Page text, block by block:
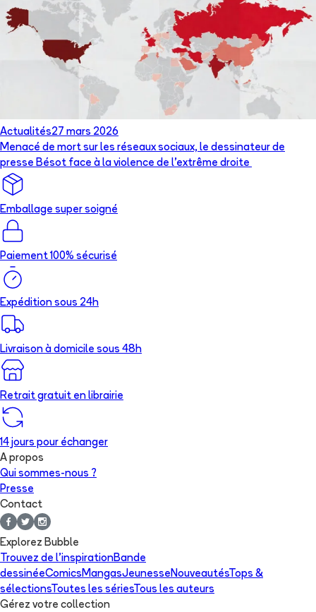
Actualités27 mars 2026
Menacé de mort sur les réseaux sociaux, le dessinateur de
presse Bésot face à la violence de l’extrême droite
Emballage super soigné
Paiement 100% sécurisé
Expédition sous 24h
Livraison à domicile sous 48h
Retrait gratuit en librairie
14 jours pour échanger
A propos
Qui sommes-nous ?
Presse
Contact
Explorez Bubble
Trouvez de l'inspirationBande
dessinéeComicsMangasJeunesseNouveautésTops &
sélectionsToutes les sériesTous les auteurs
Gérez votre collection